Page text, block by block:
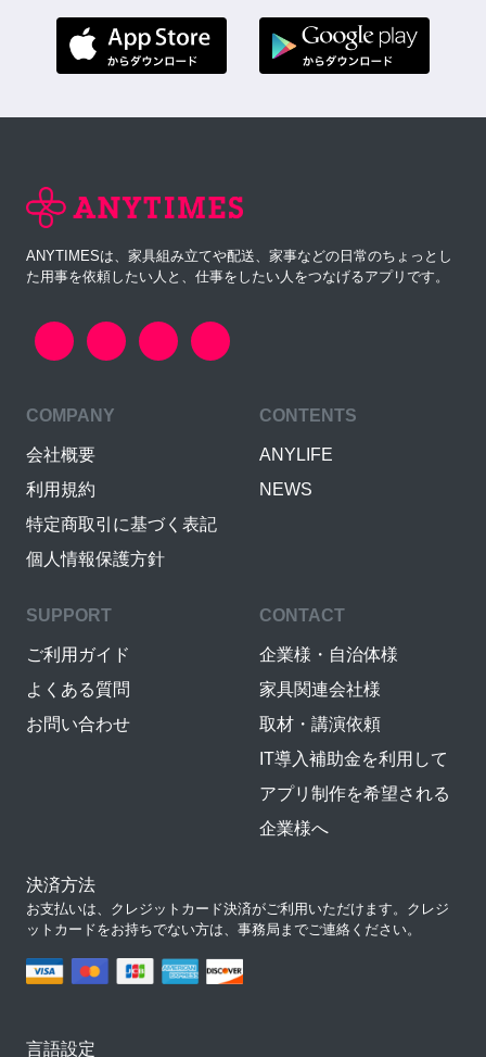
ANYTIMESは、家具組み立てや配送、家事などの日常のちょっとし
た用事を依頼したい人と、仕事をしたい人をつなげるアプリです。
COMPANY
会社概要
利用規約
特定商取引に基づく表記
個人情報保護方針
CONTENTS
ANYLIFE
NEWS
SUPPORT
ご利用ガイド
よくある質問
お問い合わせ
CONTACT
企業様・自治体様
家具関連会社様
取材・講演依頼
IT導入補助金を利用して
アプリ制作を希望される
企業様へ
決済方法
お支払いは、クレジットカード決済がご利用いただけます。クレジ
ットカードをお持ちでない方は、事務局までご連絡ください。
言語設定